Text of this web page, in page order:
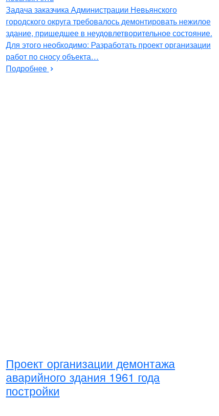
Задача заказчика Администрации Невьянского
городского округа требовалось демонтировать нежилое
здание, пришедшее в неудовлетворительное состояние.
Для этого необходимо: Разработать проект организации
работ по сносу объекта…
Подробнее
Проект организации демонтажа
аварийного здания 1961 года
постройки